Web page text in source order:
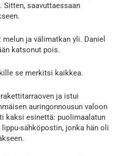
Sitten, saavuttaessaan
ja välimatkan yli. Daniel
katsonut pois.
se merkitsi kaikkea.
ja istui
auringonnousun valoon
kaksi esinettä: puolimaalatun
sähköpostin, jonka hän oli